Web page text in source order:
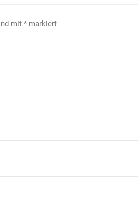
mit * markiert